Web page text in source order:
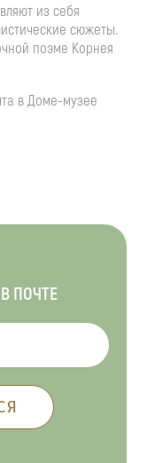
из себя
сюжеты.
поэме Корнея
вДоме-музее
ПОЧТЕ